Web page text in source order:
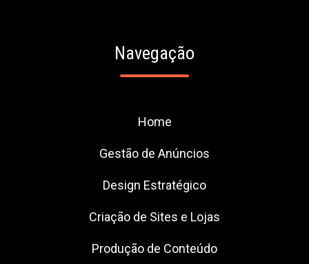
Navegação
Home
Gestão de Anúncios
Design Estratégico
Criação de Sites e Lojas
Produção de Conteúdo